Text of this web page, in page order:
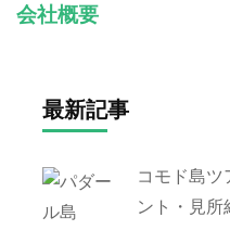
会社概要
最新記事
コモド島ツ
ント・見所